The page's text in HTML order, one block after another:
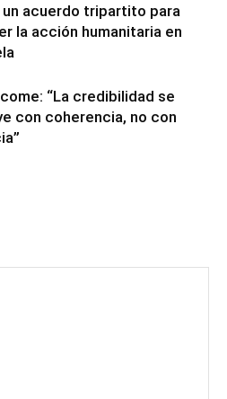
un acuerdo tripartito para
la acción humanitaria en
“La credibilidad se
con coherencia, no con